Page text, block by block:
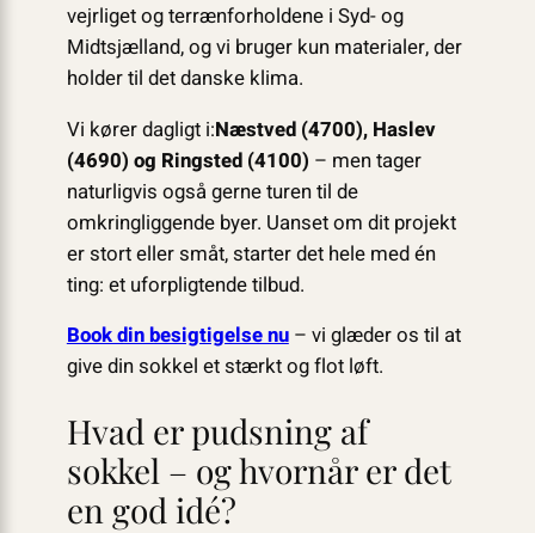
vejrliget og terrænforholdene i Syd- og
Midtsjælland, og vi bruger kun materialer, der
holder til det danske klima.
Vi kører dagligt i:Næstved (4700), Haslev
(4690) og Ringsted (4100) – men tager
naturligvis også gerne turen til de
omkringliggende byer. Uanset om dit projekt
er stort eller småt, starter det hele med én
ting: et uforpligtende tilbud.
Book din besigtigelse nu– vi glæder os til at
give din sokkel et stærkt og flot løft.
Hvad er pudsning af
sokkel – og hvornår er det
en god idé?